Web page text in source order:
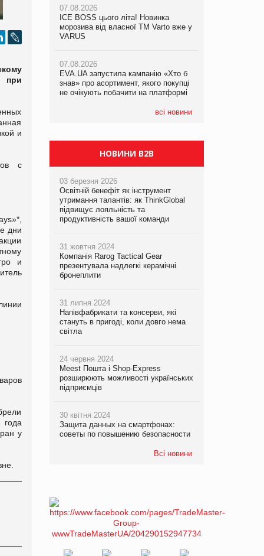
при
и
с
дни
и
года
у
07.08.2026
ICE BOSS цього літа! Новинка
морозива від власної ТМ Varto вже у
VARUS
07.08.2026
EVA.UA запустила кампанію «Хто б
знав» про асортимент, якого покупці
не очікують побачити на платформі
всі новини
06.08.2026
Смачна новинка для хвостатих: у
VARUS з’явилися паучі Varto Paw
05.08.2026
Мережа супермаркетів VARUS купує
мережу магазинів формату
компанія налічуватиме 374 магазини
07.08.2026
Франція заборонила рекламні дзвінки
НОВИНИ B2B
03 березня 2026
Освітній бенефіт як інструмент
утримання талантів: як ThinkGlobal
підвищує лояльність та
продуктивність вашої команди
31 жовтня 2024
Компанія Rarog Tactical Gear
презентувала надлегкі керамічні
бронеплити
31 липня 2024
Напівфабрикати та консерви, які
стануть в пригоді, коли довго нема
світла
24 червня 2024
Meest Пошта і Shop-Express
розширюють можливості українських
підприємців
30 квітня 2024
Защита данных на смартфонах:
советы по повышению безопасности
Всі новини